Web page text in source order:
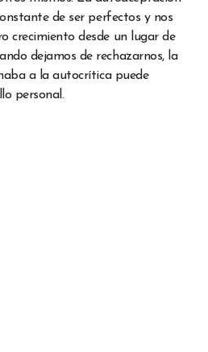
de ser perfectos y nos
crecimiento desde un lugar de
dejamos de rechazarnos, la
a la autocrítica puede
personal.